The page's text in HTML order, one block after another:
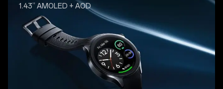
1.43” AMOLED + AOD